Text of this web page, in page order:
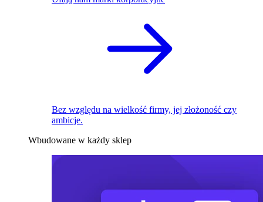
Bez względu na wielkość firmy, jej złożoność czy
ambicje.
Wbudowane w każdy sklep